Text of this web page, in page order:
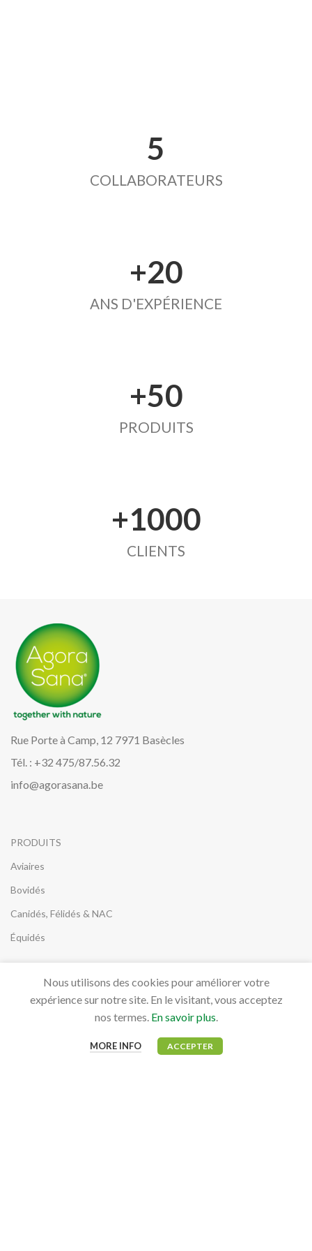
5
COLLABORATEURS
+20
ANS D'EXPÉRIENCE
+50
PRODUITS
+1000
CLIENTS
Rue Porte à Camp, 12 7971 Basècles
Tél. : +32 475/87.56.32
info@agorasana.be
PRODUITS
Aviaires
Bovidés
Canidés, Félidés & NAC
Équidés
MON COMPTE
Nous utilisons des cookies pour améliorer votre
expérience sur notre site. En le visitant, vous acceptez
nos termes. En savoir plus.
MORE INFO ACCEPTER